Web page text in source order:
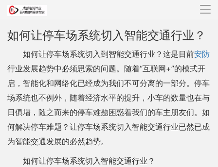
导
如何让停车场系统切入智能交通行业？
如何让停车场系统切入到智能交通行业？这是目前安防
行业发展趋势中必须思索的问题。随着“互联网+”的模式开
启，智能化和网络化已经成为我们不可分离的一部分。停车
场系统也不例外，随着经济水平的提升，小车的数量也在与
日俱增，随之而来的停车难题困惑着我们的车主朋友们。如
何解决停车难题？让停车场系统切入智能交通行业已然已成
为智能交通发展的必然趋势。
如何让停车场系统切入智能交通行业？